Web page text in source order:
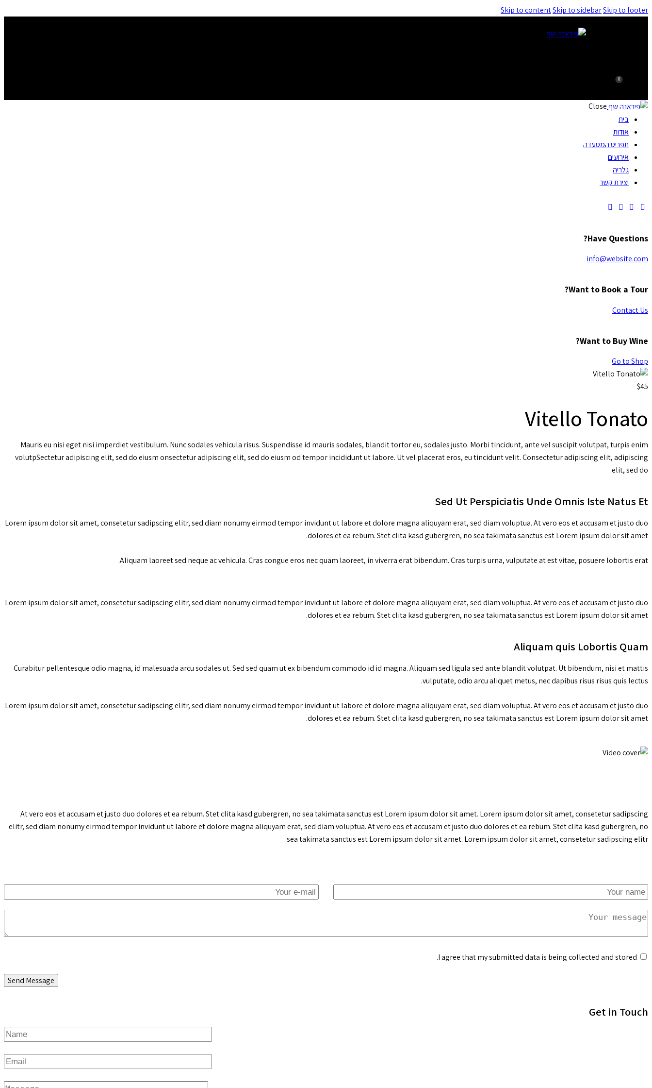
Skip to contentSkip to sidebarSkip to footer
0
Close
בית
אודות
תפריט המסעדה
אירועים
גלריה
יצירת קשר
Have Questions?
info@website.com
Want to Book a Tour?
Contact Us
Want to Buy Wine?
Go to Shop
$45
Vitello Tonato
Mauris eu nisi eget nisi imperdiet vestibulum. Nunc sodales vehicula risus. Suspendisse id mauris sodales, blandit tortor eu, sodales justo. Morbi tincidunt, ante vel suscipit volutpat, turpis enim
volutpSectetur adipiscing elit, sed do eiusm onsectetur adipiscing elit, sed do eiusm od tempor incididunt ut labore. Ut vel placerat eros, eu tincidunt velit. Consectetur adipiscing elit, adipiscing
elit, sed do.
Sed Ut Perspiciatis Unde Omnis Iste Natus Et
Lorem ipsum dolor sit amet, consetetur sadipscing elitr, sed diam nonumy eirmod tempor invidunt ut labore et dolore magna aliquyam erat, sed diam voluptua. At vero eos et accusam et justo duo
dolores et ea rebum. Stet clita kasd gubergren, no sea takimata sanctus est Lorem ipsum dolor sit amet.
Aliquam laoreet sed neque ac vehicula. Cras congue eros nec quam laoreet, in viverra erat bibendum. Cras turpis urna, vulputate at est vitae, posuere lobortis erat.
Lorem ipsum dolor sit amet, consetetur sadipscing elitr, sed diam nonumy eirmod tempor invidunt ut labore et dolore magna aliquyam erat, sed diam voluptua. At vero eos et accusam et justo duo
dolores et ea rebum. Stet clita kasd gubergren, no sea takimata sanctus est Lorem ipsum dolor sit amet.
Aliquam quis Lobortis Quam
Curabitur pellentesque odio magna, id malesuada arcu sodales ut. Sed sed quam ut ex bibendum commodo id id magna. Aliquam sed ligula sed ante blandit volutpat. Ut bibendum, nisi et mattis
vulputate, odio arcu aliquet metus, nec dapibus risus risus quis lectus.
Lorem ipsum dolor sit amet, consetetur sadipscing elitr, sed diam nonumy eirmod tempor invidunt ut labore et dolore magna aliquyam erat, sed diam voluptua. At vero eos et accusam et justo duo
dolores et ea rebum. Stet clita kasd gubergren, no sea takimata sanctus est Lorem ipsum dolor sit amet.
At vero eos et accusam et justo duo dolores et ea rebum. Stet clita kasd gubergren, no sea takimata sanctus est Lorem ipsum dolor sit amet. Lorem ipsum dolor sit amet, consetetur sadipscing
elitr, sed diam nonumy eirmod tempor invidunt ut labore et dolore magna aliquyam erat, sed diam voluptua. At vero eos et accusam et justo duo dolores et ea rebum. Stet clita kasd gubergren, no
sea takimata sanctus est Lorem ipsum dolor sit amet. Lorem ipsum dolor sit amet, consetetur sadipscing elitr.
I agree that my submitted data is being collected and stored.
Send Message
Get in Touch